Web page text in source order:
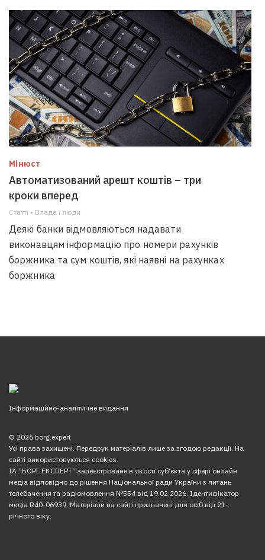
Мінюст
Автоматизований арешт коштів – три
кроки вперед
Статті • Влада i люди
Деякі банки відмовляються надавати
виконавцям інформацію про номери рахунків
боржника та сум коштів, які наявні на рахунках
боржника
Інформаційно-аналітичне видання
© 2026 borg.expert
Усі права захищені. Передрук матеріалів лише за згодою редакції. На
сайті використовуються cookies.
ІА “БОРГ.ЕКСПЕРТ” зареєстроване в якості суб’єкта у сфері онлайн
медіа відповідно до рішення Національної ради України з питань
телебачення та радіомовлення №554 від 19.02.2026. Ідентифікатор
медіа R40-06939. Матеріали на сайті призначені для осіб від 21-
річного віку.